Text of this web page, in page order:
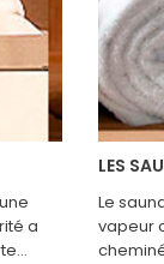
a
LES
Le
vapeur